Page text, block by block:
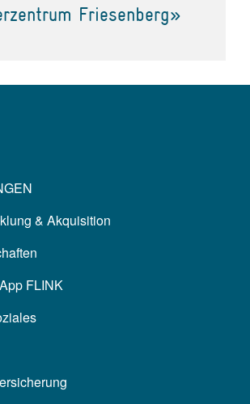
Friesenberg»
& Akquisition
FLINK